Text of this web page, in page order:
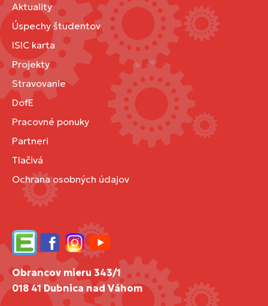
Aktuality
Úspechy študentov
ISIC karta
Projekty
Stravovanie
DofE
Pracovné ponuky
Partneri
Tlačivá
Ochrana osobných údajov
EdupageFacebookInstagram
YouTube
Obrancov mieru 343/1
018 41 Dubnica nad Váhom